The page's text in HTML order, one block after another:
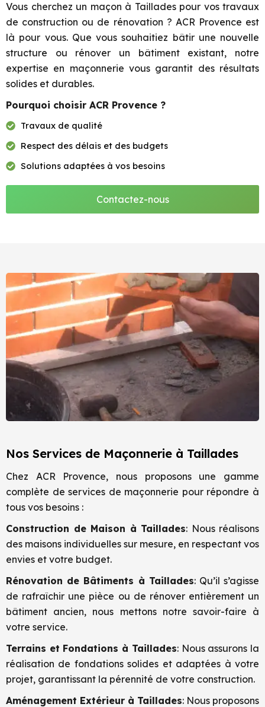
Vous cherchez un maçon à Taillades pour vos travaux
de construction ou de rénovation ? ACR Provence est
là pour vous. Que vous souhaitiez bâtir une nouvelle
structure ou rénover un bâtiment existant, notre
expertise en maçonnerie vous garantit des résultats
solides et durables.
Pourquoi choisir ACR Provence ?
Travaux de qualité
Respect des délais et des budgets
Solutions adaptées à vos besoins
Contactez-nous
Nos Services de Maçonnerie à Taillades
Chez ACR Provence, nous proposons une gamme
complète de services de maçonnerie pour répondre à
tous vos besoins :
Construction de Maison à Taillades: Nous réalisons
des maisons individuelles sur mesure, en respectant vos
envies et votre budget.
Rénovation de Bâtiments à Taillades: Qu’il s’agisse
de rafraîchir une pièce ou de rénover entièrement un
bâtiment ancien, nous mettons notre savoir-faire à
votre service.
Terrains et Fondations à Taillades: Nous assurons la
réalisation de fondations solides et adaptées à votre
projet, garantissant la pérennité de votre construction.
Aménagement Extérieur à Taillades: Nous proposons